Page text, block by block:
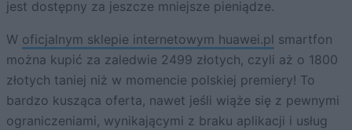
jest dostępny za jeszcze mniejsze pieniądze.
W oficjalnym sklepie internetowym huawei.pl smartfon
można kupić za zaledwie 2499 złotych, czyli aż o 1800
złotych taniej niż w momencie polskiej premiery! To
bardzo kusząca oferta, nawet jeśli wiąże się z pewnymi
ograniczeniami, wynikającymi z braku aplikacji i usług